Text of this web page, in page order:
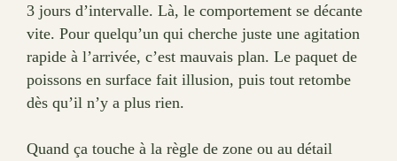
3 jours d’intervalle. Là, le comportement se décante
vite. Pour quelqu’un qui cherche juste une agitation
rapide à l’arrivée, c’est mauvais plan. Le paquet de
poissons en surface fait illusion, puis tout retombe
dès qu’il n’y a plus rien.
Quand ça touche à la règle de zone ou au détail